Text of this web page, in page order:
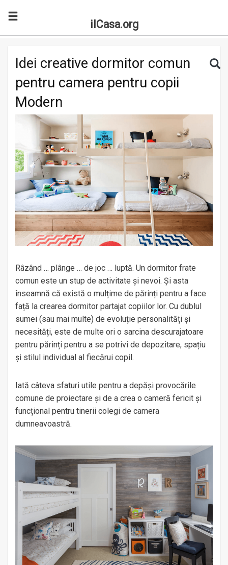
ilCasa.org
Search for:
Idei creative dormitor comun
pentru camera pentru copii
Modern
Râzând … plânge … de joc … luptă. Un dormitor frate
comun este un stup de activitate și nevoi. Și asta
înseamnă că există o mulțime de părinți pentru a face
față la crearea dormitor partajat copiilor lor. Cu dublul
sumei (sau mai multe) de evoluție personalități și
necesități, este de multe ori o sarcina descurajatoare
pentru părinți pentru a se potrivi de depozitare, spațiu
și stilul individual al fiecărui copil.
Iată câteva sfaturi utile pentru a depăși provocările
comune de proiectare și de a crea o cameră fericit și
funcțional pentru tinerii colegi de camera
dumneavoastră.